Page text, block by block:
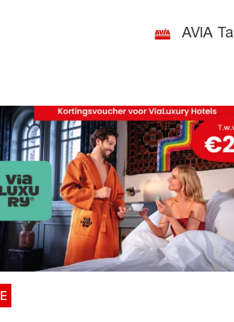
AVIA